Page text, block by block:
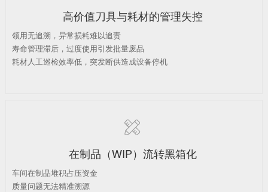
高价值刀具与耗材的管理失控
领用无追溯，异常损耗难以追责
寿命管理滞后，过度使用引发批量废品
耗材人工巡检效率低，突发断供造成设备停机

在制品（WIP）流转黑箱化
车间在制品堆积占压资金
质量问题无法精准溯源